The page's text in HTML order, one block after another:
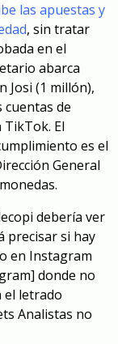
las apuestas y
, sin tratar
en el
abarca
Josi (1 millón),
cuentas de
El
es el
General
debería ver
precisar si hay
en Instagram
donde no
el letrado
Analistas no